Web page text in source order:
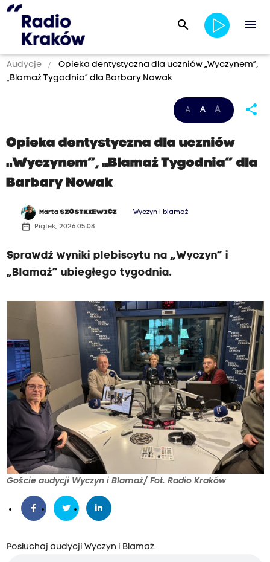
search menu
Audycje
Opieka dentystyczna dla uczniów „Wyczynem”,
„Blamaż Tygodnia” dla Barbary Nowak
A A A share
Opieka dentystyczna dla uczniów
„Wyczynem”, „Blamaż Tygodnia” dla
Barbary Nowak
MartaSZOSTKIEWICZ Wyczyn i blamaż
date_range Piątek, 2026.05.08
Sprawdź wyniki plebiscytu na „Wyczyn” i
„Blamaż” ubiegłego tygodnia.
Goście audycji Wyczyn i Blamaż/ Fot. Radio Kraków
Posłuchaj audycji Wyczyn i Blamaż.
2
2
9
r
c